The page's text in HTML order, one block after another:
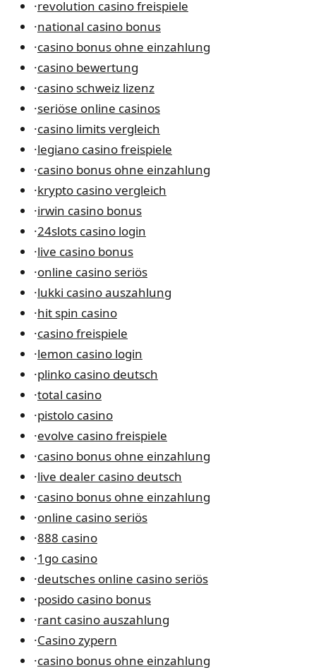
·revolution casino freispiele
·national casino bonus
·casino bonus ohne einzahlung
·casino bewertung
·casino schweiz lizenz
·seriöse online casinos
·casino limits vergleich
·legiano casino freispiele
·casino bonus ohne einzahlung
·krypto casino vergleich
·irwin casino bonus
·24slots casino login
·live casino bonus
·online casino seriös
·lukki casino auszahlung
·hit spin casino
·casino freispiele
·lemon casino login
·plinko casino deutsch
·total casino
·pistolo casino
·evolve casino freispiele
·casino bonus ohne einzahlung
·live dealer casino deutsch
·casino bonus ohne einzahlung
·online casino seriös
·888 casino
·1go casino
·deutsches online casino seriös
·posido casino bonus
·rant casino auszahlung
·Casino zypern
·casino bonus ohne einzahlung